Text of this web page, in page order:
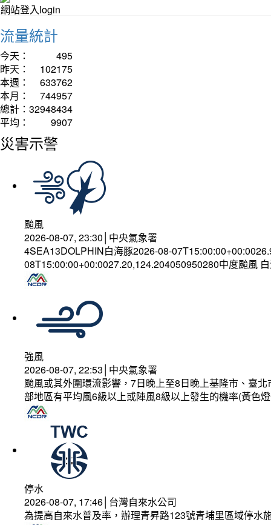
網站登入login
流量統計
今天：
495
昨天：
102175
本週：
633762
本月：
744957
總計： 32948434
平均：
9907
災害示警
颱風
2026-08-07, 23:30│中央氣象署
4SEA13DOLPHIN白海豚2026-08-
08T15:00:00+00:0027.20,124.204050950280中度颱風
強風
2026-08-07, 22:53│中央氣象署
颱風或其外圍環流影響，7日晚上至8日晚上基隆市、臺
部地區有平均風6級以上或陣風8級以上發生的機率(黃色
停水
2026-08-07, 17:46│台灣自來水公司
為提高自來水普及率，辦理青昇路123號青埔里區域停水